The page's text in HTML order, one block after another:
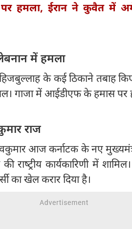
हमला, ईरान ने कुवैत में
में हमला
के कई ठिकाने तबाह
गाजा में आईडीएफ के हमास
राज
आज कर्नाटक के नए
की राष्‍ट्रीय कार्यकारिणी में
का खेल करार दिया है।